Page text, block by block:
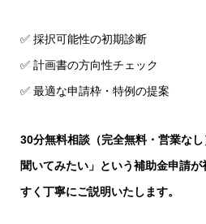
✅ 採択可能性の初期診断
✅ 計画書の方向性チェック
✅ 最適な申請枠・特例の提案
30分無料相談（完全無料・営業な
聞いてみたい」という補助金申請
すく丁寧にご説明いたします。